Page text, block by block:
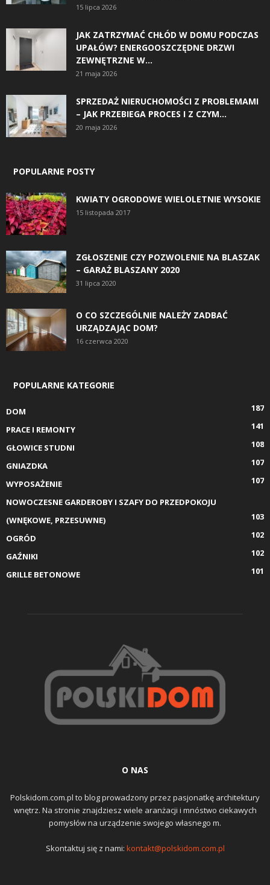
15 lipca 2026
JAK ZATRZYMAĆ CHŁÓD W DOMU PODCZAS
UPAŁÓW? ENERGOOSZCZĘDNE DRZWI
ZEWNĘTRZNE W...
21 maja 2026
SPRZEDAŻ NIERUCHOMOŚCI Z PROBLEMAMI
– JAK PRZEBIEGA PROCES I Z CZYM...
20 maja 2026
POPULARNE POSTY
KWIATY OGRODOWE WIELOLETNIE WYSOKIE
15 listopada 2017
ZGŁOSZENIE CZY POZWOLENIE NA BLASZAK
– GARAŻ BLASZANY 2020
31 lipca 2020
O CO SZCZEGÓLNIE NALEŻY ZADBAĆ
URZĄDZAJĄC DOM?
16 czerwca 2020
POPULARNE KATEGORIE
DOM
187
PRACE I REMONTY
141
GŁOWICE STUDNI
108
GNIAZDKA
107
WYPOSAŻENIE
107
NOWOCZESNE GARDEROBY I SZAFY DO PRZEDPOKOJU
(WNĘKOWE, PRZESUWNE)
103
OGRÓD
102
GAŹNIKI
102
GRILLE BETONOWE
101
O NAS
Polskidom.com.pl to blog prowadzony przez pasjonatkę architektury
wnętrz. Na stronie znajdziesz wiele aranżacji i mnóstwo ciekawych
pomysłów na urządzenie swojego własnego m.
Skontaktuj się z nami: kontakt@polskidom.com.pl